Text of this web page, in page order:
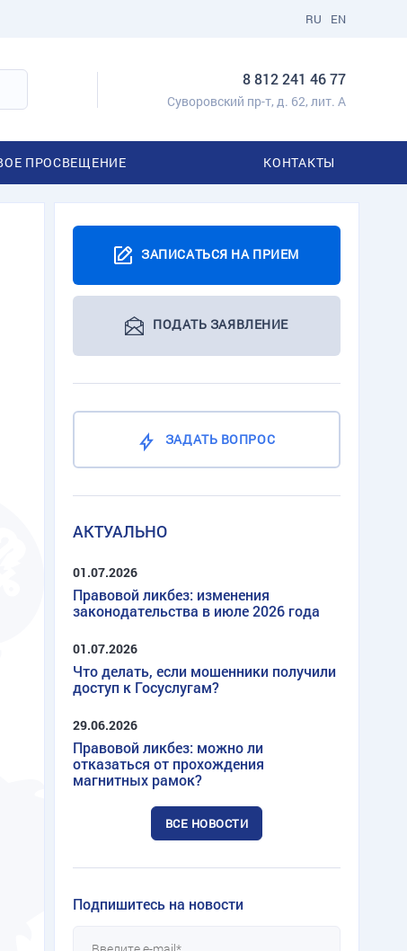
EN
RU
8 812 241 46 77
Суворовский пр-т, д. 62, лит. А
ПРОСВЕЩЕНИЕ КОНТАКТЫ
ЗАПИСАТЬСЯ НА ПРИЕМ
ПОДАТЬ ЗАЯВЛЕНИЕ
ЗАДАТЬ ВОПРОС
АКТУАЛЬНО
01.07.2026
Правовой ликбез: изменения
законодательства в июле 2026 года
01.07.2026
Что делать, если мошенники получили
доступ к Госуслугам?
29.06.2026
Правовой ликбез: можно ли
отказаться от прохождения
магнитных рамок?
ВСЕ НОВОСТИ
Подпишитесь на новости